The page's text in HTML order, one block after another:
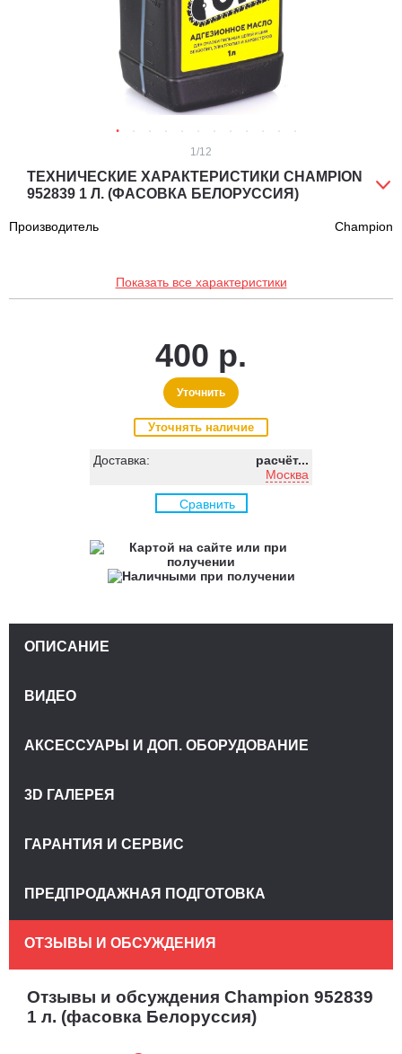
1 /12
ТЕХНИЧЕСКИЕ ХАРАКТЕРИСТИКИ CHAMPION
952839 1 Л. (ФАСОВКА БЕЛОРУССИЯ)
Производитель Champion
Показать все характеристики
400 р.
Уточнить
Уточнять наличие
Доставка:
расчёт...
Москва
Сравнить
Отзывы и обсуждения Champion 952839
1 л. (фасовка Белоруссия)
ОПИСАНИЕ
ВИДЕО
АКСЕССУАРЫ И ДОП. ОБОРУДОВАНИЕ
3D ГАЛЕРЕЯ
ГАРАНТИЯ И СЕРВИС
ПРЕДПРОДАЖНАЯ ПОДГОТОВКА
ОТЗЫВЫ И ОБСУЖДЕНИЯ